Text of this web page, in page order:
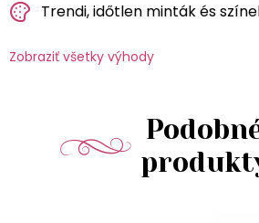
Trendi, időtlen minták és
Zobraziť všetky výhody